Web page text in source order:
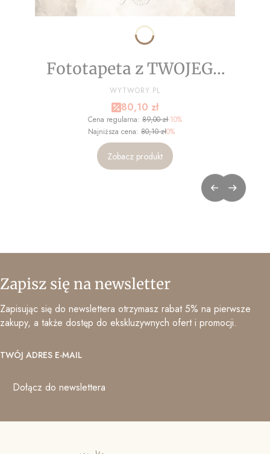
Fototapeta z TWOJEGO
ZDJĘCIA - NA WYMIAR
PRODUCENT
WYTWORY.PL
Cena promocyjna
80,10 zł
Cena regularna: 89,00 zł-10%
Najniższa cena: 80,10 zł0%
Zobacz produkt
Zapisz się na newsletter
Zapisując się do newslettera otrzymasz rabat 5% na pierwsze
zakupy, a także dostęp do ekskluzywnych ofert i promocji.
TWÓJ ADRES E-MAIL
Dołącz do newslettera